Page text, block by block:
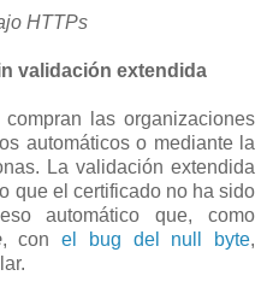
HTTPs
validación extendida
las organizaciones
automáticos o mediante la
La validación extendida
que el certificado no ha sido
automático que, como
, con el bug del null byte,